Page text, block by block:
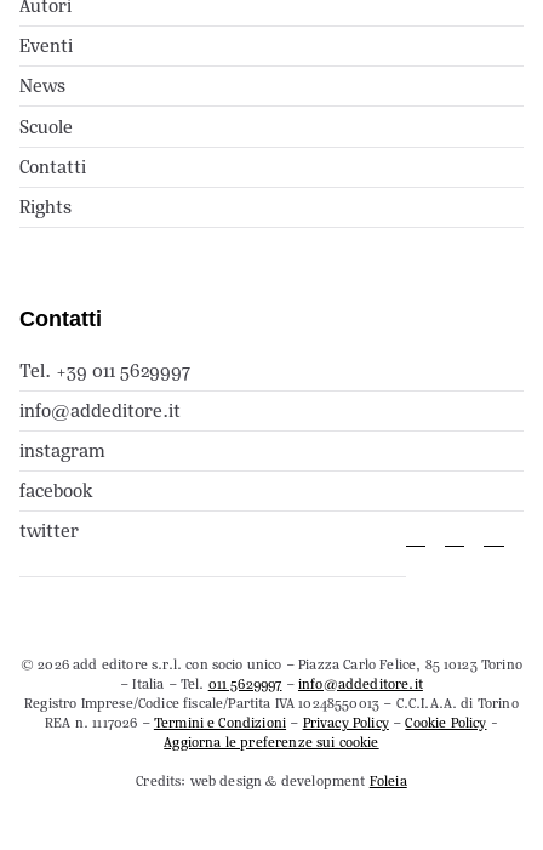
Autori
Eventi
News
Scuole
Contatti
Rights
Contatti
Tel. +39 011 5629997
info@addeditore.it
instagram
facebook
twitter
© 2026 add editore s.r.l. con socio unico – Piazza Carlo Felice, 85 10123 Torino
– Italia – Tel. 011 5629997 –info@addeditore.it
Registro Imprese/Codice fiscale/Partita IVA 10248550013 – C.C.I.A.A. di Torino
REA n. 1117026 –Termini e Condizioni – Privacy Policy–Cookie Policy -
Aggiorna le preferenze sui cookie
Credits: web design & development Foleia